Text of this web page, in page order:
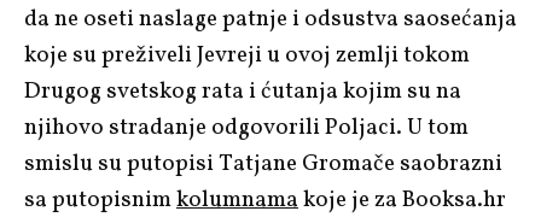
da ne oseti naslage patnje i odsustva saosećanja
koje su preživeli Jevreji u ovoj zemlji tokom
Drugog svetskog rata i ćutanja kojim su na
njihovo stradanje odgovorili Poljaci. U tom
smislu su putopisi Tatjane Gromače saobrazni
sa putopisnimkolumnamakoje je za Booksa.hr